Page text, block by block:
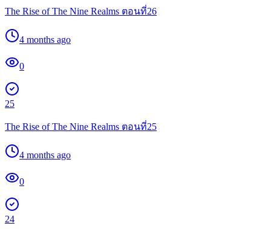
The Rise of The Nine Realms ตอนที่26
4 months ago
0
25
The Rise of The Nine Realms ตอนที่25
4 months ago
0
24